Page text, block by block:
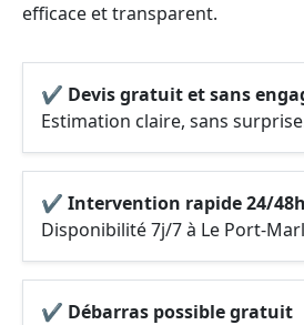
efficace et transparent.
✔ Devis gratuit et sans
Estimation claire, sans
✔ Intervention rapide 24/48h
Disponibilité 7j/7 à Le Port-
✔ Débarras possible gratuit